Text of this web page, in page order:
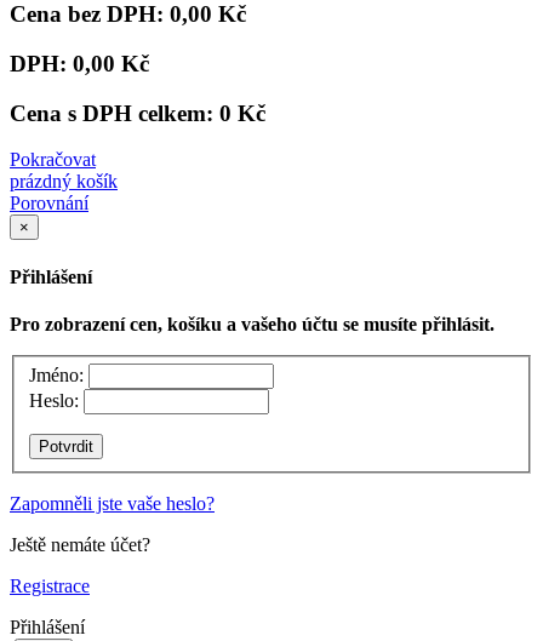
Cena bez DPH: 0,00 Kč
DPH: 0,00 Kč
Cena s DPH celkem: 0 Kč
Pokračovat
prázdný košík
Porovnání
×
Přihlášení
Pro zobrazení cen, košíku a vašeho účtu se musíte přihlásit.
Jméno:
Heslo:
Zapomněli jste vaše heslo?
Ještě nemáte účet?
Registrace
Přihlášení